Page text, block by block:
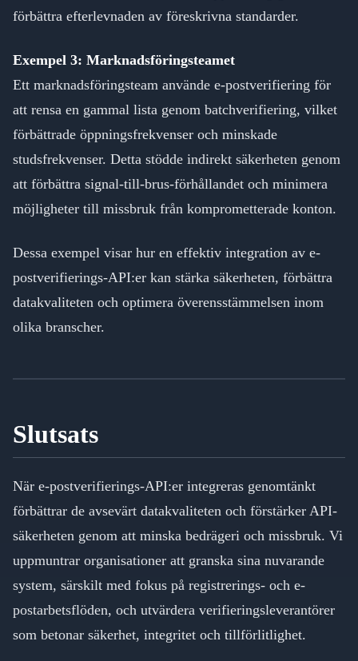
förbättra efterlevnaden av föreskrivna standarder.
Exempel 3: Marknadsföringsteamet
Ett marknadsföringsteam använde e-postverifiering för
att rensa en gammal lista genom batchverifiering, vilket
förbättrade öppningsfrekvenser och minskade
studsfrekvenser. Detta stödde indirekt säkerheten genom
att förbättra signal-till-brus-förhållandet och minimera
möjligheter till missbruk från komprometterade konton.
Dessa exempel visar hur en effektiv integration av e-
postverifierings-API:er kan stärka säkerheten, förbättra
datakvaliteten och optimera överensstämmelsen inom
olika branscher.
Slutsats
När e-postverifierings-API:er integreras genomtänkt
förbättrar de avsevärt datakvaliteten och förstärker API-
säkerheten genom att minska bedrägeri och missbruk. Vi
uppmuntrar organisationer att granska sina nuvarande
system, särskilt med fokus på registrerings- och e-
postarbetsflöden, och utvärdera verifieringsleverantörer
som betonar säkerhet, integritet och tillförlitlighet.